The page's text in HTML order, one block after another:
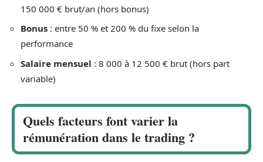
150 000 € brut/an (hors bonus)
Bonus : entre 50 % et 200 % du fixe selon la
performance
Salaire mensuel : 8 000 à 12 500 € brut (hors part
variable)
Quels facteurs font varier la
rémunération dans le trading ?